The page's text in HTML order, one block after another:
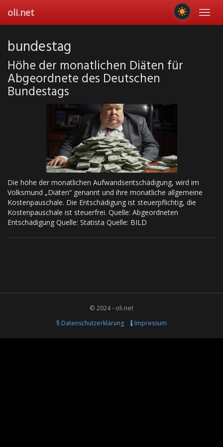
main
oli.net
bundestag
Höhe der monatlichen Diäten für
Abgeordnete des Deutschen
Bundestags
Die höhe der monatlichen Aufwandsentschädigung, wird im
Volksmund „Diäten“ genannt und ihre monatliche allgemeine
Kostenpauschale. Die Entschädigung ist steuerpflichtig, die
Kostenpauschale ist steuerfrei. Quelle: Abgeordneten
Entschädigung Quelle: Statista Quelle: BILD
© 2024 - oli.net
§ Datenschutzerklärung
Impressum